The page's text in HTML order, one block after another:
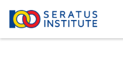
Seratus
Institute